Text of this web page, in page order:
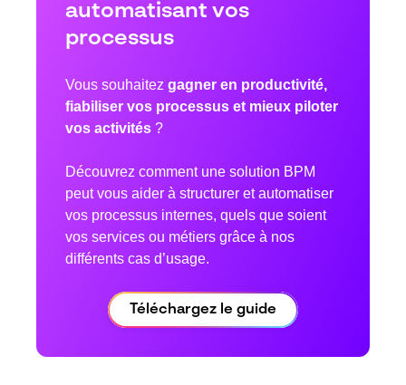
automatisant vos
processus
Vous souhaitez gagner en productivité,
fiabiliser vos processus et mieux piloter
vos activités ?
Découvrez comment une solution BPM
peut vous aider à structurer et automatiser
vos processus internes, quels que soient
vos services ou métiers grâce à nos
différents cas d’usage.
Téléchargez le guide